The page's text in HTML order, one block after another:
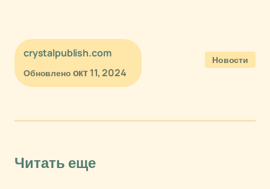
crystalpublish.com
Обновлено окт 11, 2024
Новости
Читать еще